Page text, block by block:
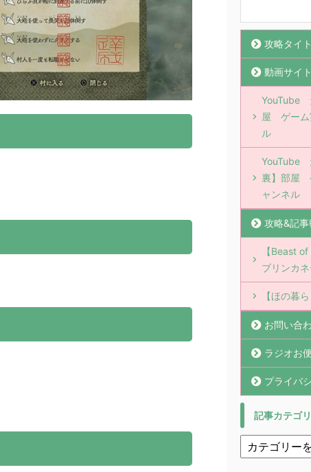
攻略タイ
動画サイト
YouTube
屋 ゲーム
ル
YouTube
裏】部屋
ャンネル
攻略&記
【Beast
ブリンカ
【ほの暮
お問い合
ラジオお
プライバ
記事カテゴ